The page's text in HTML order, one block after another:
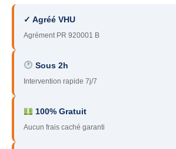
93 – Seine-Saint-Denis
94– Val-de-Marne
95 – Val d’Oise
– Essonne
89 – Yonne
✓ Agréé VHU
Agrément PR 920001 B
Sous 2h
Intervention rapide 7j/7
100% Gratuit
Aucun frais caché garanti